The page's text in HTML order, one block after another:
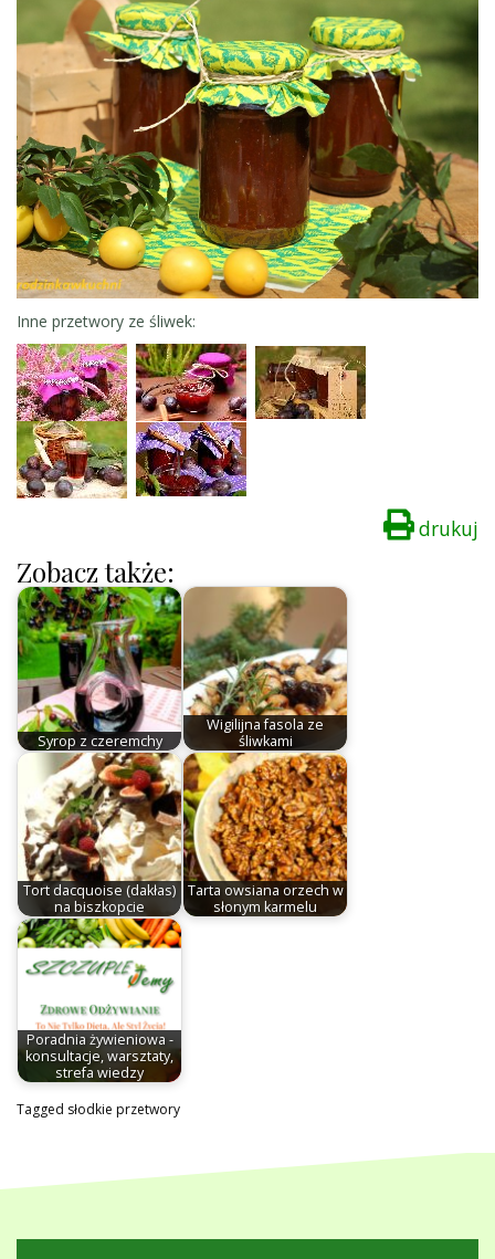
Inne przetwory ze śliwek:
drukuj
Zobacz także:
Syrop z czeremchy
Wigilijna fasola ze
śliwkami
Tort dacquoise (dakłas)
na biszkopcie
Tarta owsiana orzech w
słonym karmelu
Poradnia żywieniowa -
konsultacje, warsztaty,
strefa wiedzy
Tagged słodkie przetwory